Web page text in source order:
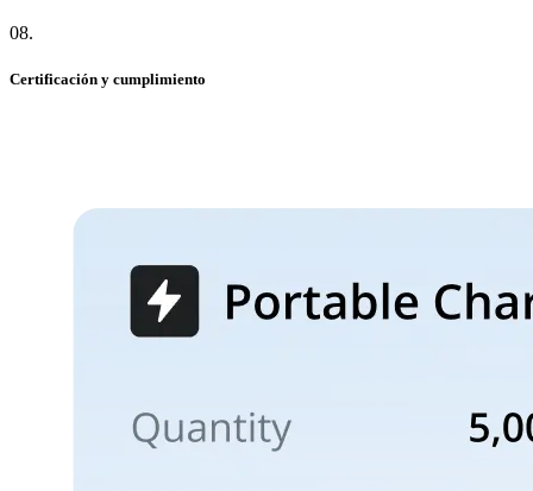
08.
Certificación y cumplimiento